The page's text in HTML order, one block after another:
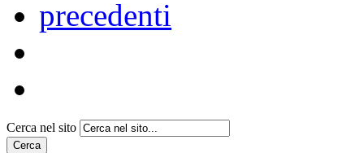
Cerca nel sito
Cerca